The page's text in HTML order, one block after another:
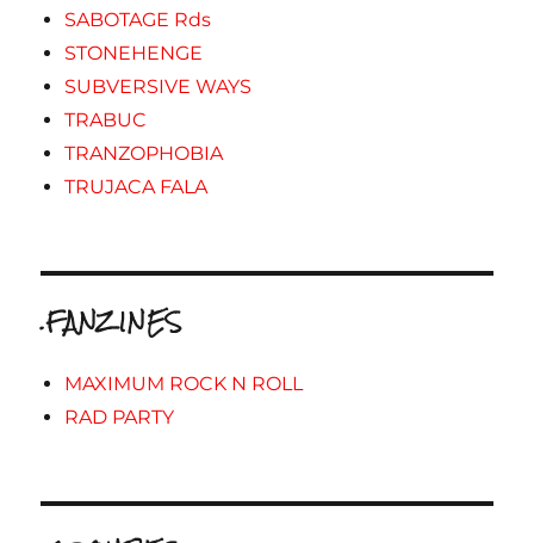
SABOTAGE Rds
STONEHENGE
SUBVERSIVE WAYS
TRABUC
TRANZOPHOBIA
TRUJACA FALA
.FANZINES
MAXIMUM ROCK N ROLL
RAD PARTY